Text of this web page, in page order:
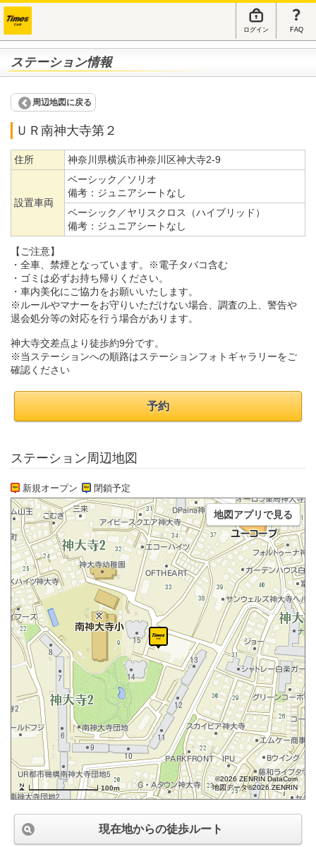
ログイン FAQ
ステーション情報
周辺地図に戻る
ＵＲ南神大寺第２
住所 神奈川県横浜市神奈川区神大寺2-9
設置車両
ベーシック／ソリオ
備考： ジュニアシートなし
ベーシック／ヤリスクロス（ハイブリッド）
備考： ジュニアシートなし
【ご注意】
・全車、禁煙となっています。※電子タバコ含む
・ゴミは必ずお持ち帰りください。
・車内美化にご協力をお願いいたします。
※ルールやマナーをお守りいただけない場合、調査の上、警告や
退会処分等の対応を行う場合があります。
神大寺交差点より徒歩約9分です。
※当ステーションへの順路はステーションフォトギャラリーをご
確認ください
予約
ステーション周辺地図
新規オープン 閉鎖予定
100m
©2026 ZENRIN DataCom
地図データ©2026 ZENRIN
地図アプリで見る
現在地からの徒歩ルート